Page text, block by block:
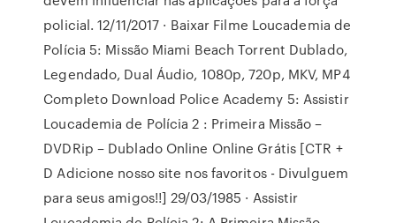
policial. 12/11/2017 · Baixar Filme Loucademia de
Polícia 5: Missão Miami Beach Torrent Dublado,
Legendado, Dual Áudio, 1080p, 720p, MKV, MP4
Completo Download Police Academy 5: Assistir
Loucademia de Polícia 2 : Primeira Missão –
DVDRip – Dublado Online Online Grátis [CTR +
D Adicione nosso site nos favoritos - Divulguem
para seus amigos!!] 29/03/1985 · Assistir